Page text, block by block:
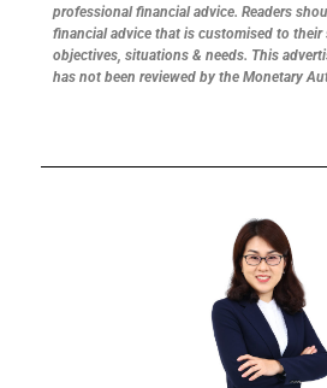
professional financial advice. Readers
financial advice that is customised to
objectives, situations & needs. This
has not been reviewed by the Monetary